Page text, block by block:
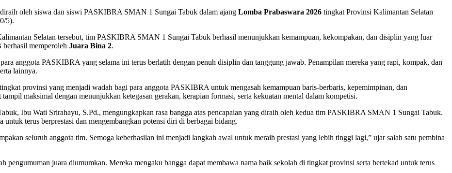
oleh siswa dan siswi PASKIBRA SMAN 1 Sungai Tabuk dalam ajang Lomba Prabaswara 2026 tingkat Provinsi Kalimantan Selatan
5).
Selatan tersebut, tim PASKIBRA SMAN 1 Sungai Tabuk berhasil menunjukkan kemampuan, kekompakan, dan disiplin yang luar
berhasil memperoleh Juara Bina 2.
anggota PASKIBRA yang selama ini terus berlatih dengan penuh disiplin dan tanggung jawab. Penampilan mereka yang rapi, kompak, dan
lainnya.
provinsi yang menjadi wadah bagi para anggota PASKIBRA untuk mengasah kemampuan baris-berbaris, kepemimpinan, dan
maksimal dengan menunjukkan ketegasan gerakan, kerapian formasi, serta kekuatan mental dalam kompetisi.
Ibu Wati Srirahayu, S.Pd., mengungkapkan rasa bangga atas pencapaian yang diraih oleh kedua tim PASKIBRA SMAN 1 Sungai Tabuk.
terus berprestasi dan mengembangkan potensi diri di berbagai bidang.
seluruh anggota tim. Semoga keberhasilan ini menjadi langkah awal untuk meraih prestasi yang lebih tinggi lagi,” ujar salah satu pembina
pengumuman juara diumumkan. Mereka mengaku bangga dapat membawa nama baik sekolah di tingkat provinsi serta bertekad untuk terus